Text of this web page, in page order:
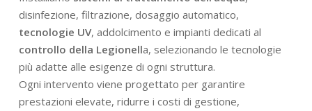
disinfezione, filtrazione, dosaggio automatico,
tecnologie UV, addolcimento e impianti dedicati al
controllo della Legionella, selezionando le tecnologie
più adatte alle esigenze di ogni struttura.
Ogni intervento viene progettato per garantire
prestazioni elevate, ridurre i costi di gestione,